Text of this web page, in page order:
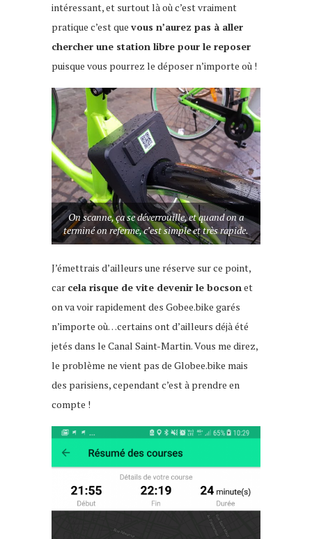
intéressant, et surtout là où c’est vraiment
pratique c’est que vous n’aurez pas à aller
chercher une station libre pour le reposer
puisque vous pourrez le déposer n’importe où !
On scanne, ça se déverrouille, et quand on a
terminé on referme, c’est simple et très rapide.
J’émettrais d’ailleurs une réserve sur ce point,
car cela risque de vite devenir le bocsonet
on va voir rapidement des Gobee.bike garés
n’importe où…certains ont d’ailleurs déjà été
jetés dans le Canal Saint-Martin. Vous me direz,
le problème ne vient pas de Globee.bike mais
des parisiens, cependant c’est à prendre en
compte !